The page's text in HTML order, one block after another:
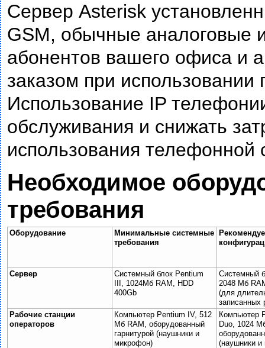
Сервер Asterisk
GSM, обычные аналоговые
абонентов вашего офиса и
заказом при
Использование IP
обслуживания и снижать
использования телефонной
Необходимое
требования
Оборудование
Минимальные системные
требования
Сервер
Системный блок Pentium
III, 1024Мб RAM, HDD
400Gb
Системный
2048 Мб
(для
записанных
Рабочие станции
операторов
Компьютер Pentium IV, 512
Мб RAM, оборудованный
гарнитурой (наушники и
микрофон)
Компьютер
Duo, 1024
(наушники